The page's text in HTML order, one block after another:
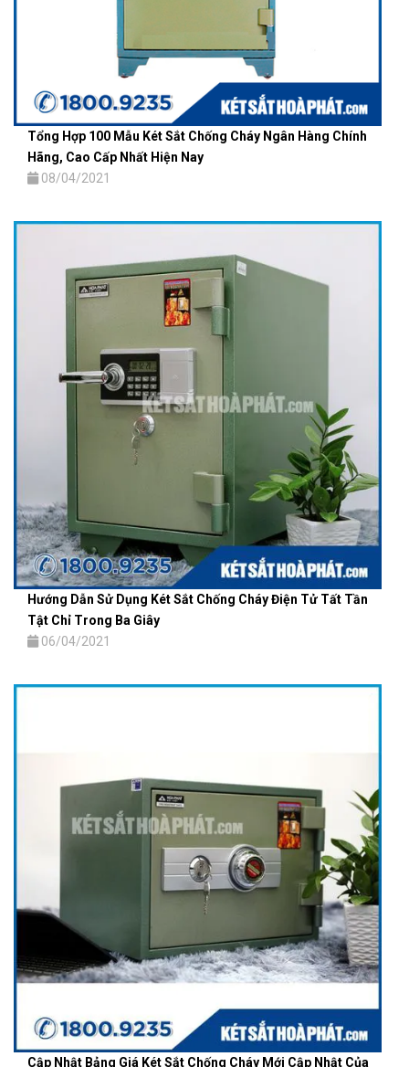
Tổng Hợp 100 Mẫu Két Sắt Chống Cháy Ngân Hàng Chính
Hãng, Cao Cấp Nhất Hiện Nay
08/04/2021
Hướng Dẫn Sử Dụng Két Sắt Chống Cháy Điện Tử Tất Tần
Tật Chỉ Trong Ba Giây
06/04/2021
Cập Nhật Bảng Giá Két Sắt Chống Cháy Mới Cập Nhật Của